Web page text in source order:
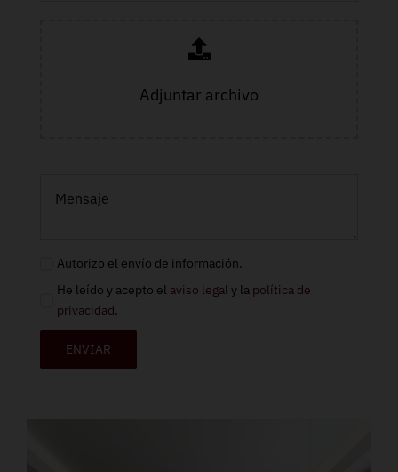
Adjuntar archivo
Autorizo el envío de información.
He leído y acepto el aviso legal y la política de
privacidad.
ENVIAR